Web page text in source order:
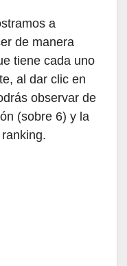
a
de manera
tiene cada uno
al dar clic en
observar de
(sobre 6) y la